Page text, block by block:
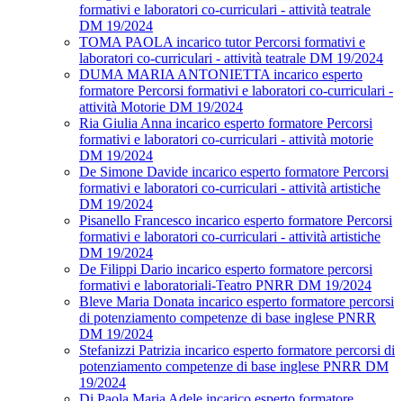
formativi e laboratori co-curriculari - attività teatrale
DM 19/2024
TOMA PAOLA incarico tutor Percorsi formativi e
laboratori co-curriculari - attività teatrale DM 19/2024
DUMA MARIA ANTONIETTA incarico esperto
formatore Percorsi formativi e laboratori co-curriculari -
attività Motorie DM 19/2024
Ria Giulia Anna incarico esperto formatore Percorsi
formativi e laboratori co-curriculari - attività motorie
DM 19/2024
De Simone Davide incarico esperto formatore Percorsi
formativi e laboratori co-curriculari - attività artistiche
DM 19/2024
Pisanello Francesco incarico esperto formatore Percorsi
formativi e laboratori co-curriculari - attività artistiche
DM 19/2024
De Filippi Dario incarico esperto formatore percorsi
formativi e laboratoriali-Teatro PNRR DM 19/2024
Bleve Maria Donata incarico esperto formatore percorsi
di potenziamento competenze di base inglese PNRR
DM 19/2024
Stefanizzi Patrizia incarico esperto formatore percorsi di
potenziamento competenze di base inglese PNRR DM
19/2024